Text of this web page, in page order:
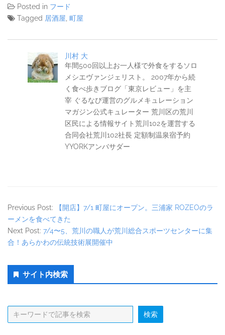
Posted in フード
Tagged 居酒屋 町屋
川村 大
年間500回以上お一人様で外食をするソロ
メシエヴァンジェリスト。 2007年から続
く食べ歩きブログ「東京レビュー」を主
宰 ぐるなび運営のグルメキュレーション
マガジン公式キュレーター 荒川区の荒川
区民による情報サイト荒川102を運営する
合同会社荒川102社長 定額制温泉宿予約
YYORKアンバサダー
Previous Post:
【開店】7/1 町屋にオープン。三浦家 ROZEOのラ
ーメンを食べてきた
Next Post: 7/4〜5、荒川の職人が荒川総合スポーツセンターに集
合！あらかわの伝統技術展開催中
Secondary
Sidebar
サイト内検索